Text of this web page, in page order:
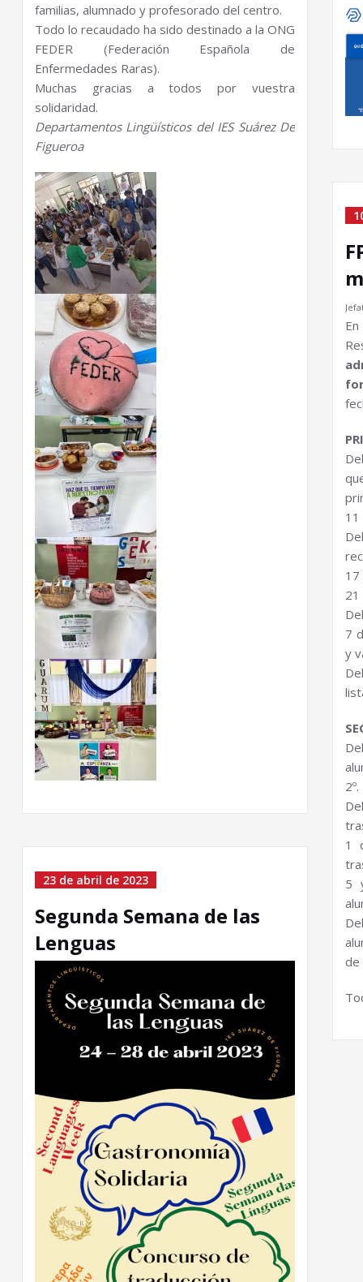
familias, alumnado y profesorado del centro.
Todo lo recaudado ha sido destinado a la ONG
FEDER (Federación Española de
Enfermedades Raras).
Muchas gracias a todos por vuestra
solidaridad.
Departamentos Lingüísticos del IES Suárez De
Figueroa
23 de abril de 2023
Segunda Semana de las
Lenguas
11
17
21
7
y
2º.
1
5
de